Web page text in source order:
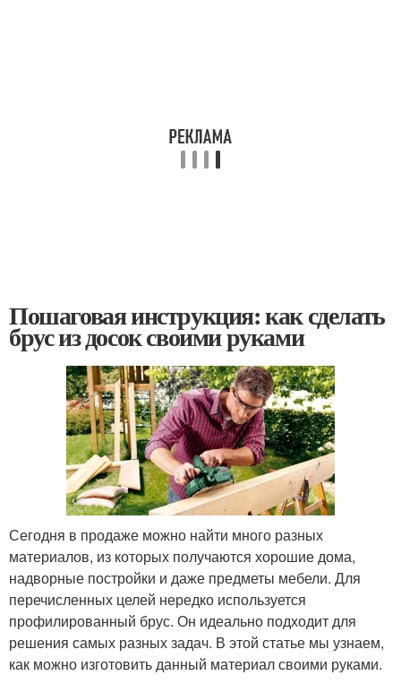
Пошаговая инструкция: как сделать
брус из досок своими руками
Сегодня в продаже можно найти много разных
материалов, из которых получаются хорошие дома,
надворные постройки и даже предметы мебели. Для
перечисленных целей нередко используется
профилированный брус. Он идеально подходит для
решения самых разных задач. В этой статье мы узнаем,
как можно изготовить данный материал своими руками.